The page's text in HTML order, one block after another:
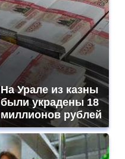
На Урале из казны
были украдены 18
миллионов рублей